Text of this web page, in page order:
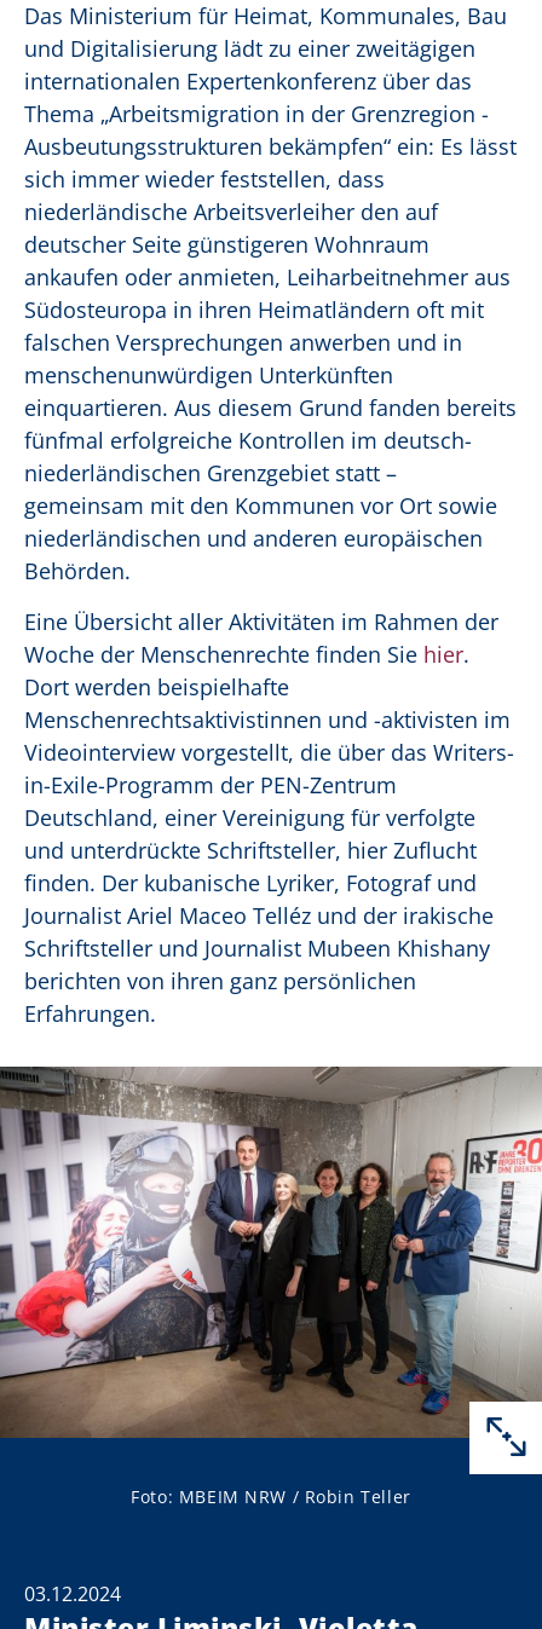
Das Ministerium für Heimat, Kommunales, Bau
und Digitalisierung lädt zu einer zweitägigen
internationalen Expertenkonferenz über das
Thema „Arbeitsmigration in der Grenzregion -
Ausbeutungsstrukturen bekämpfen“ ein: Es lässt
sich immer wieder feststellen, dass
niederländische Arbeitsverleiher den auf
deutscher Seite günstigeren Wohnraum
ankaufen oder anmieten, Leiharbeitnehmer aus
Südosteuropa in ihren Heimatländern oft mit
falschen Versprechungen anwerben und in
menschenunwürdigen Unterkünften
einquartieren. Aus diesem Grund fanden bereits
fünfmal erfolgreiche Kontrollen im deutsch-
niederländischen Grenzgebiet statt –
gemeinsam mit den Kommunen vor Ort sowie
niederländischen und anderen europäischen
Behörden.
Eine Übersicht aller Aktivitäten im Rahmen der
Woche der Menschenrechte finden Sie hier.
Dort werden beispielhafte
Menschenrechtsaktivistinnen und -aktivisten im
Videointerview vorgestellt, die über das Writers-
in-Exile-Programm der PEN-Zentrum
Deutschland, einer Vereinigung für verfolgte
und unterdrückte Schriftsteller, hier Zuflucht
finden. Der kubanische Lyriker, Fotograf und
Journalist Ariel Maceo Telléz und der irakische
Schriftsteller und Journalist Mubeen Khishany
berichten von ihren ganz persönlichen
Erfahrungen.
Foto: MBEIM NRW / Robin Teller
03.12.2024